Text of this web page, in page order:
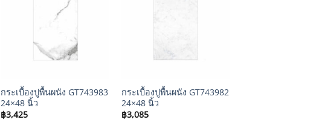
กระเบื้องปูพื้นผนัง GT743983
24×48 นิ้ว
฿3,425
กระเบื้องปูพื้นผนัง GT743982
24×48 นิ้ว
฿3,085